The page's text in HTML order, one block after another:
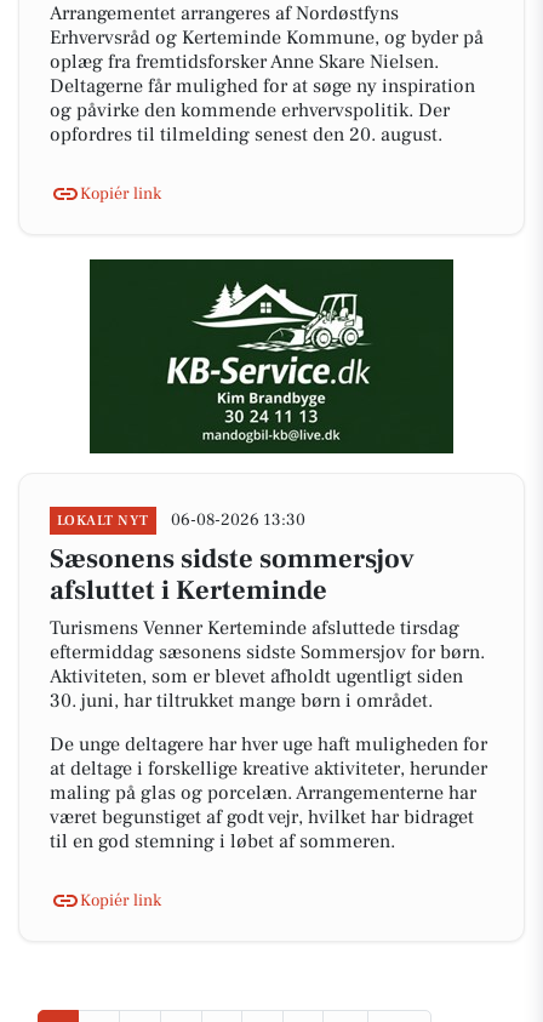
Arrangementet arrangeres af Nordøstfyns
Erhvervsråd og Kerteminde Kommune, og byder på
oplæg fra fremtidsforsker Anne Skare Nielsen.
Deltagerne får mulighed for at søge ny inspiration
og påvirke den kommende erhvervspolitik. Der
opfordres til tilmelding senest den 20. august.
Kopiér link
LOKALT NYT 06-08-2026 13:30
Sæsonens sidste sommersjov
afsluttet i Kerteminde
Turismens Venner Kerteminde afsluttede tirsdag
eftermiddag sæsonens sidste Sommersjov for børn.
Aktiviteten, som er blevet afholdt ugentligt siden
30. juni, har tiltrukket mange børn i området.
De unge deltagere har hver uge haft muligheden for
at deltage i forskellige kreative aktiviteter, herunder
maling på glas og porcelæn. Arrangementerne har
været begunstiget af godt vejr, hvilket har bidraget
til en god stemning i løbet af sommeren.
Kopiér link